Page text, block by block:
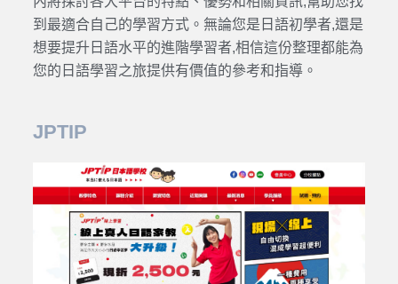
到最適合自己的學習方式。無論您是 日語初學者,還是
想要提升日語水平的進階學習者,相信這份整理都能為
您的 日語學習之旅提供有價值的參考和指導。
JPTIP